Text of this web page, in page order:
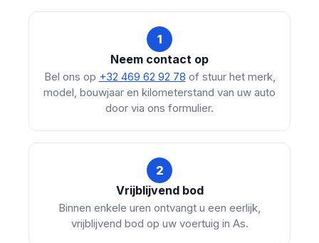
1
Neem contact op
Bel ons op +32 469 62 92 78 of stuur het merk,
model, bouwjaar en kilometerstand van uw auto
door via ons formulier.
2
Vrijblijvend bod
Binnen enkele uren ontvangt u een eerlijk,
vrijblijvend bod op uw voertuig in As.